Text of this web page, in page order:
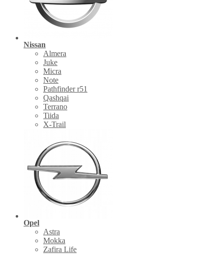
Nissan
Almera
Juke
Micra
Note
Pathfinder r51
Qashqai
Terrano
Tiida
X-Trail
Opel
Astra
Mokka
Zafira Life